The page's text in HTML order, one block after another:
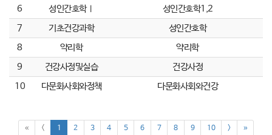
6
성인간호학Ⅰ
성인간호학1,2
7
기초건강과학
성인간호학
8
약리학
약리학
9
건강사정및실습
건강사정
10
다문화사회와정책 다문화사회와건강
« < 1 2 3 4 5 6 7 8 9 10 > »